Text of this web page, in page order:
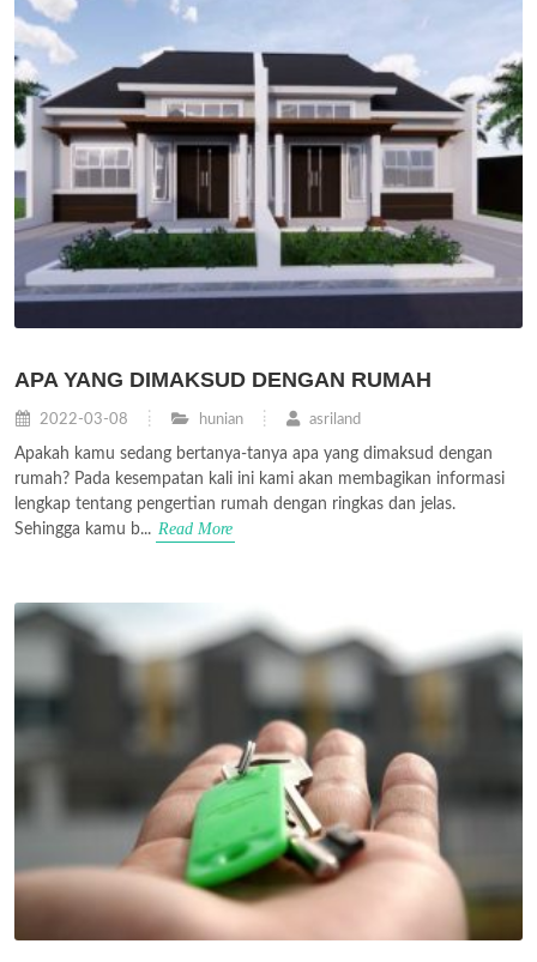
APA YANG DIMAKSUD DENGAN RUMAH
2022-03-08 hunian asriland
Apakah kamu sedang bertanya-tanya apa yang dimaksud dengan
rumah? Pada kesempatan kali ini kami akan membagikan informasi
lengkap tentang pengertian rumah dengan ringkas dan jelas.
Sehingga kamu b... Read More